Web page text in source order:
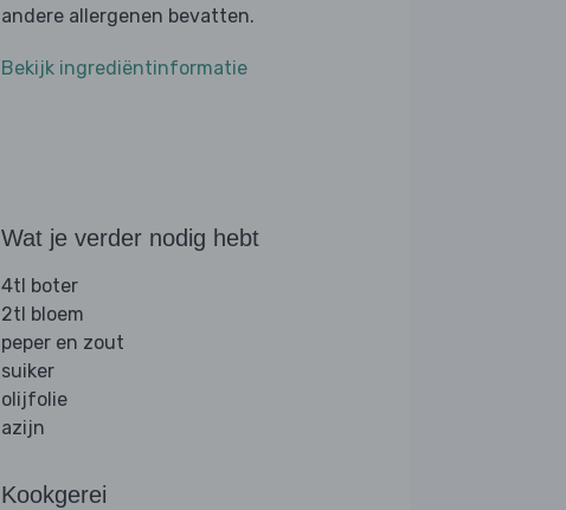
andere allergenen bevatten.
Bekijk ingrediëntinformatie
Wat je verder nodig hebt
4tl boter
2tl bloem
peper en zout
suiker
olijfolie
azijn
Kookgerei